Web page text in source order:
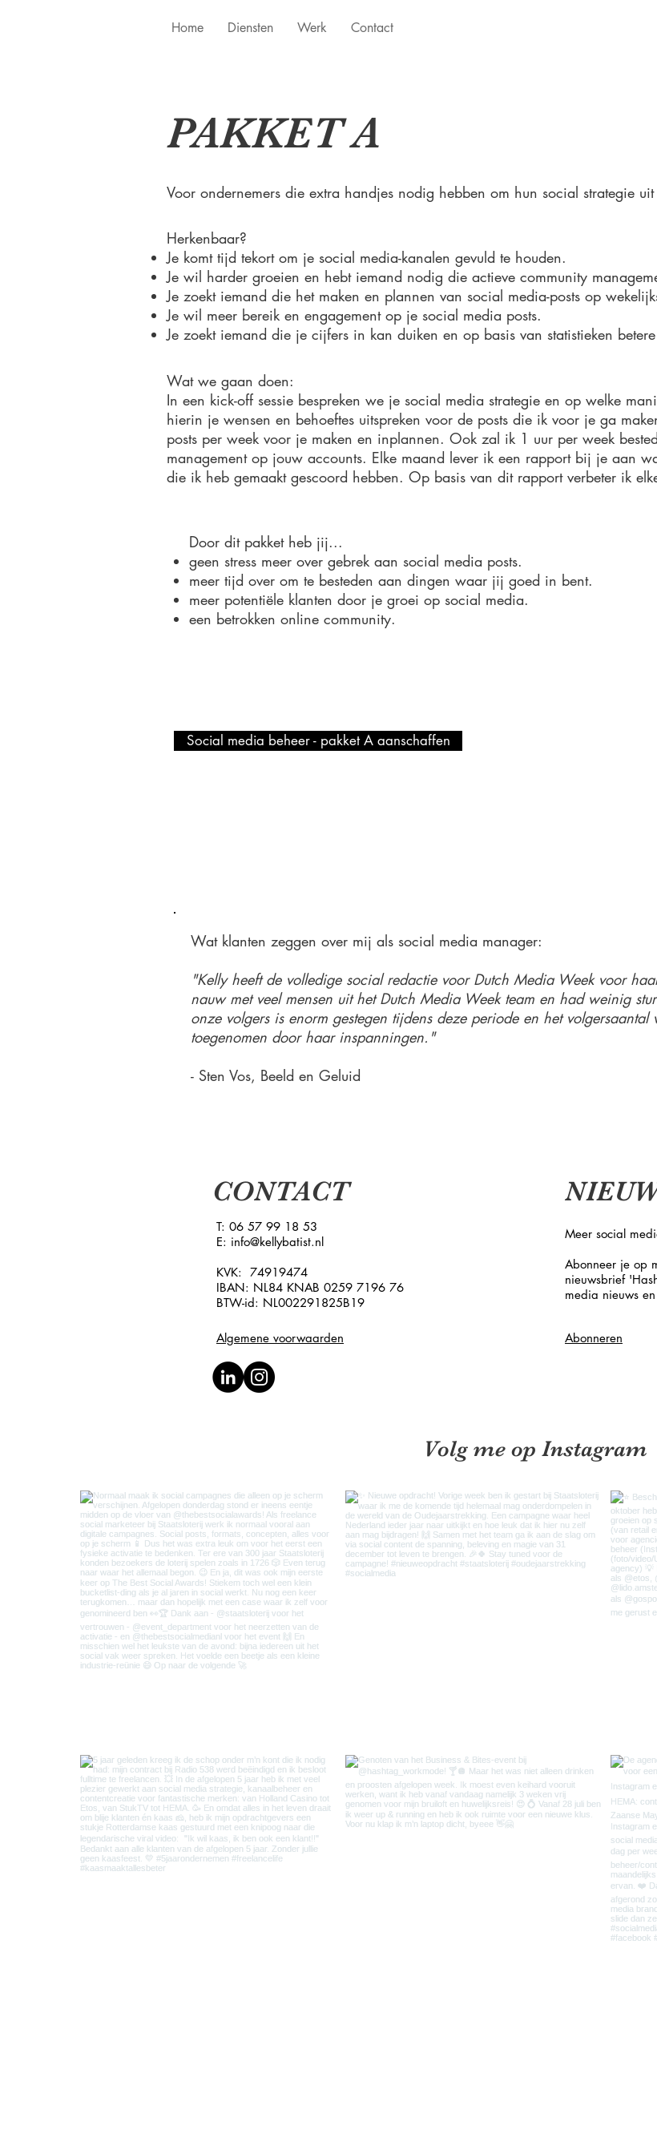
Home Diensten Werk Contact
PAKKET A
Voor ondernemers die extra handjes nodig hebben om hun social strategie uit
Herkenbaar?
Je komt tijd tekort om je social media-kanalen gevuld te houden.
Je wil harder groeien en hebt iemand nodig die actieve community
Je zoekt iemand die het maken en plannen van social media-posts op
Je wil meer bereik en engagement op je social media posts.
Je zoekt iemand die je cijfers in kan duiken en op basis van statistieken
Wat we gaan doen:
In een kick-off sessie bespreken we je social media strategie en op welke
hierin je wensen en behoeftes uitspreken voor de posts die ik voor je ga
posts per week voor je maken en inplannen. Ook zal ik 1 uur per week
management op jouw accounts. Elke maand lever ik een rapport bij je aan
die ik heb gemaakt gescoord hebben. Op basis van dit rapport verbeter ik
Door dit pakket heb jij...
geen stress meer over gebrek aan social media posts.
meer tijd over om te besteden aan dingen waar jij goed in bent.
meer potentiële klanten door je groei op social media.
een betrokken online community.
Social media beheer - pakket A aanschaffen
Wat klanten zeggen over mij als social media manager:
"Kelly heeft de volledige social redactie voor Dutch Media Week voor
nauw met veel mensen uit het Dutch Media Week team en had weinig
onze volgers is enorm gestegen tijdens deze periode en het
toegenomen door haar inspanningen."
- Sten Vos, Beeld en Geluid
CONTACT
T: 06 57 99 18 53
E: info@kellybatist.nl
KVK: 74919474
IBAN: NL84 KNAB 0259 7196 76
BTW-id: NL002291825B19
Algemene voorwaarden
Meer social
Abonneer je op
nieuwsbrief
media nieuws
Abonneren
Volg me op Instagram